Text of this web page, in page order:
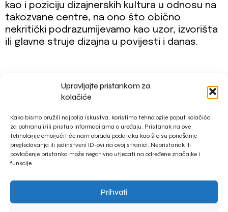
Upravljajte pristankom za
kolačiće
Kako bismo pružili najbolja iskustva, koristimo tehnologije poput kolačića
za pohranu i/ili pristup informacijama o uređaju. Pristanak na ove
tehnologije omogućit će nam obradu podataka kao što su ponašanje
pregledavanja ili jedinstveni ID-ovi na ovoj stranici. Nepristanak ili
povlačenje pristanka može negativno utjecati na određene značajke i
funkcije.
Prihvati
kao i poziciju dizajnerskih kultura u odnosu na
takozvane centre, na ono što obično
nekritički podrazumijevamo kao uzor, izvorišta
ili glavne struje dizajna u povijesti i danas.
impressum
privacy policy